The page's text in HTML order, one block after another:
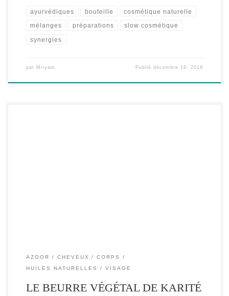
ayurvédiques bouteille cosmétique naturelle
mélanges préparations slow cosmétique
synergies
par Miryam Publiédécembre 19, 2018
AZOOR CHEVEUX
CORPS
HUILES NATURELLES
VISAGE
LE BEURRE VÉGÉTAL DE KARITÉ